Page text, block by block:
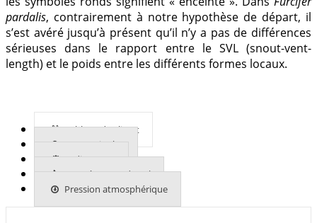
pardalis, contrairement à notre hypothèse de départ, il
s’est avéré jusqu’à présent qu’il n’y a pas de différences
sérieuses dans le rapport entre le SVL (snout-vent-
length) et le poids entre les différents formes locaux.
Tableau du climat
En savoir plus
Indices UVB
Températures du sol
Pression atmosphérique